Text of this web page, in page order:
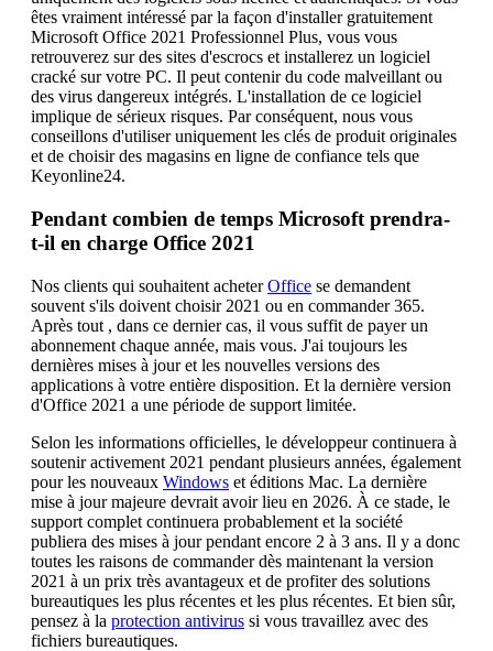
êtes vraiment intéressé par la façon d'installer gratuitement
Microsoft Office 2021 Professionnel Plus, vous vous
retrouverez sur des sites d'escrocs et installerez un logiciel
cracké sur votre PC. Il peut contenir du code malveillant ou
des virus dangereux intégrés. L'installation de ce logiciel
implique de sérieux risques. Par conséquent, nous vous
conseillons d'utiliser uniquement les clés de produit originales
et de choisir des magasins en ligne de confiance tels que
Keyonline24.
Pendant combien de temps Microsoft prendra-
t-il en charge Office 2021
Nos clients qui souhaitent acheterOffice se demandent
souvent s'ils doivent choisir 2021 ou en commander 365.
Après tout , dans ce dernier cas, il vous suffit de payer un
abonnement chaque année, mais vous. J'ai toujours les
dernières mises à jour et les nouvelles versions des
applications à votre entière disposition. Et la dernière version
d'Office 2021 a une période de support limitée.
Selon les informations officielles, le développeur continuera à
soutenir activement 2021 pendant plusieurs années, également
pour les nouveaux Windows et éditions Mac. La dernière
mise à jour majeure devrait avoir lieu en 2026. À ce stade, le
support complet continuera probablement et la société
publiera des mises à jour pendant encore 2 à 3 ans. Il y a donc
toutes les raisons de commander dès maintenant la version
2021 à un prix très avantageux et de profiter des solutions
bureautiques les plus récentes et les plus récentes. Et bien sûr,
pensez à la protection antivirus si vous travaillez avec des
fichiers bureautiques.